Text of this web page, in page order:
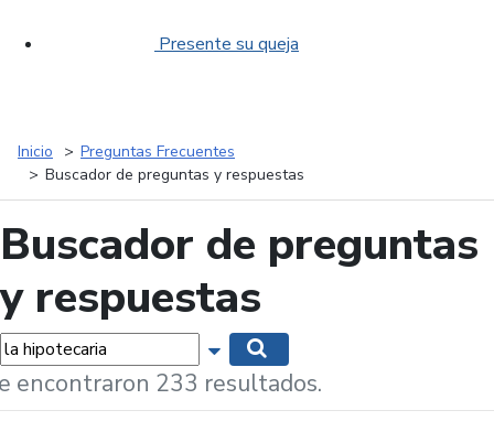
Presente su queja
Inicio
Preguntas Frecuentes
Buscador de preguntas y respuestas
Buscador de preguntas
y respuestas
Mostrar opciones de búsqueda
encontraron 233 resultados.